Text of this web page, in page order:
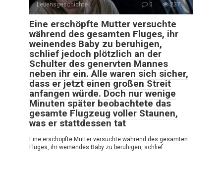
Lebensgeschichte 0 237
Eine erschöpfte Mutter versuchte
während des gesamten Fluges, ihr
weinendes Baby zu beruhigen,
schlief jedoch plötzlich an der
Schulter des genervten Mannes
neben ihr ein. Alle waren sich sicher,
dass er jetzt einen großen Streit
anfangen würde. Doch nur wenige
Minuten später beobachtete das
gesamte Flugzeug voller Staunen,
was er stattdessen tat
Eine erschöpfte Mutter versuchte während des gesamten
Fluges, ihr weinendes Baby zu beruhigen, schlief